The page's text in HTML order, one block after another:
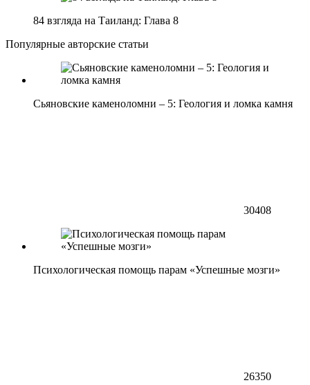
84 взгляда на Таиланд: Глава 8
Популярные авторские статьи
Сьяновские каменоломни – 5: Геология и ломка камня
30408
Психологическая помощь парам «Успешные мозги»
26350